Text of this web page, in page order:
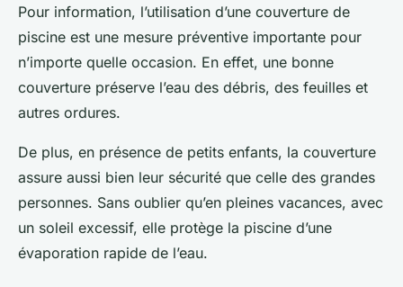
Pour information, l’utilisation d’une couverture de
piscine est une mesure préventive importante pour
n’importe quelle occasion. En effet, une bonne
couverture préserve l’eau des débris, des feuilles et
autres ordures.
De plus, en présence de petits enfants, la couverture
assure aussi bien leur sécurité que celle des grandes
personnes. Sans oublier qu’en pleines vacances, avec
un soleil excessif, elle protège la piscine d’une
évaporation rapide de l’eau.